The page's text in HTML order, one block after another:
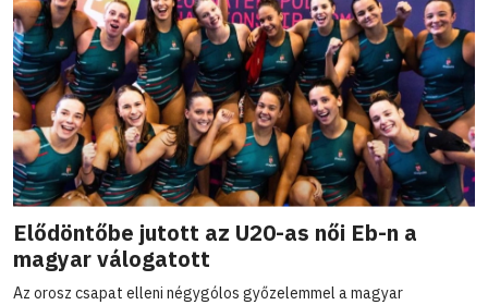
Elődöntőbe jutott az U20-as női Eb-n a
magyar válogatott
Az orosz csapat elleni négygólos győzelemmel a magyar